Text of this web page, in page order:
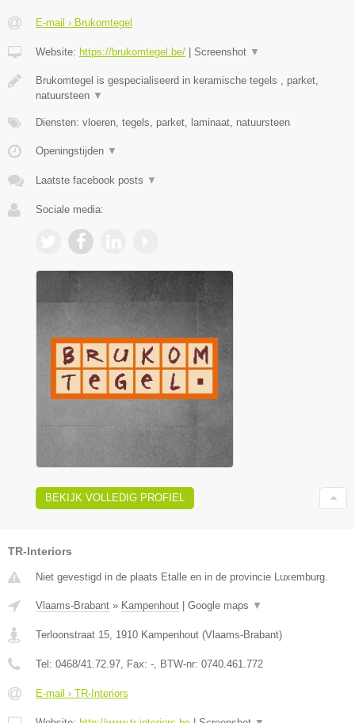
E-mail › Brukomtegel
Website: https://brukomtegel.be/ Screenshot ▼
Brukomtegel is gespecialiseerd in keramische tegels , parket,
natuursteen ▼
Diensten: vloeren, tegels, parket, laminaat, natuursteen
Openingstijden ▼
Laatste facebook posts ▼
Sociale media:
BEKIJK VOLLEDIG PROFIEL
TR-Interiors
Niet gevestigd in de plaats Etalle en in de provincie Luxemburg.
Vlaams-Brabant » Kampenhout Google maps ▼
Terloonstraat 15 1910 Kampenhout (Vlaams-Brabant)
Tel: 0468/41.72.97 , Fax: - , BTW-nr: 0740.461.772
E-mail › TR-Interiors